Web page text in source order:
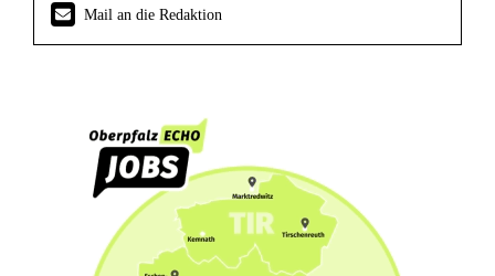
Mail an die Redaktion